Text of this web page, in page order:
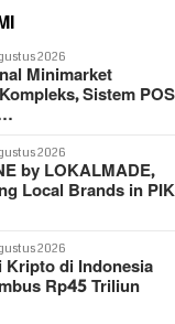
2026
Minimarket
Sistem POS
2026
by LOKALMADE,
Local Brands in PIK
2026
Kripto di Indonesia
Rp45 Triliun